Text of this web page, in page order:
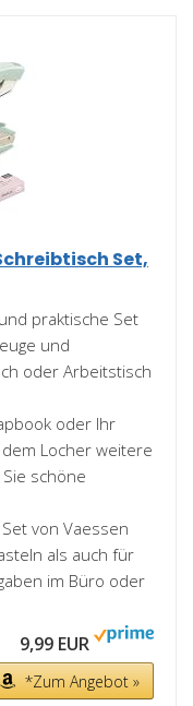
Set,
und praktische Set
und
oder Arbeitstisch
oder Ihr
Locher weitere
schöne
Set von Vaessen
als auch für
im Büro oder
9,99 EUR
*Zum Angebot »